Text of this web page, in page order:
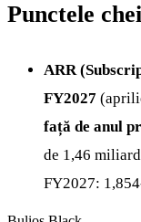
Punctele
ARR
FY2027
față de anul
de 1,46
FY2027: